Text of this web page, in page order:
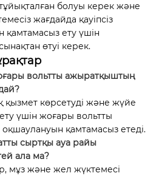
болуы керек және
жағдайда қауіпсіз
қамтамасыз ету үшін
өтуі керек.
вольтты ажыратқыштың
қызмет көрсетуді және жүйе
үшін жоғары вольтты
оқшаулануын қамтамасыз етеді.
сыртқы ауа райы
ала ма?
мұз және жел жүктемесі